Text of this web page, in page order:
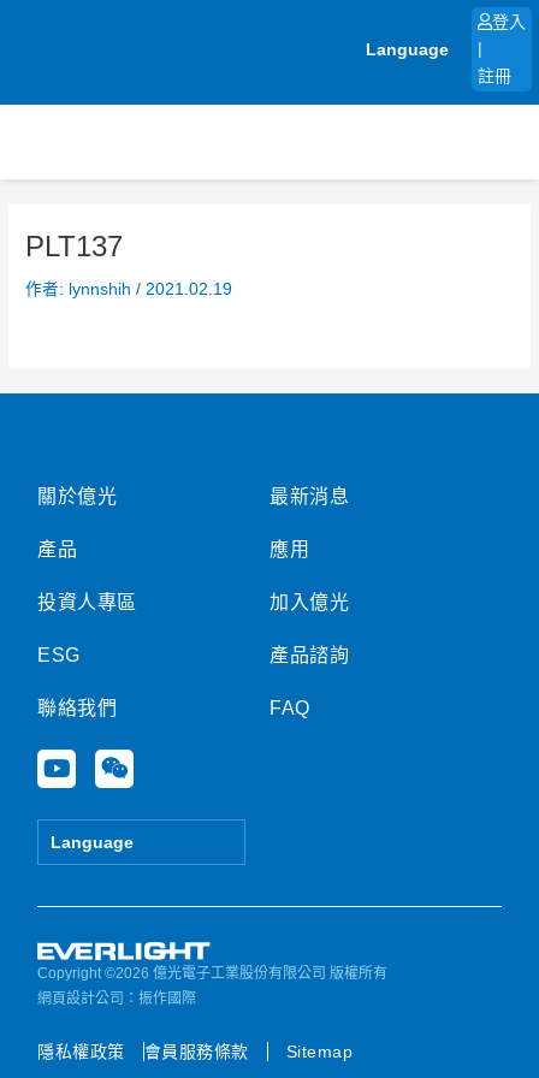
Language
登入
註冊
PLT137
作者: lynnshih/ 2021.02.19
關於億光
產品
投資人專區
ESG
聯絡我們
Y
o
u
e
W
e
i
Language
最新消息
應用
加入億光
產品諮詢
FAQ
Copyright ©2026 億光電子工業股份有限公司 版權所有
網頁設計公司 ：振作國際
隱私權政策 會員服務條款 Sitemap